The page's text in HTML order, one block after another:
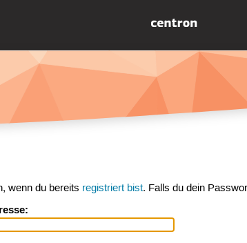
wenn du bereits registriert bist. Falls du dein